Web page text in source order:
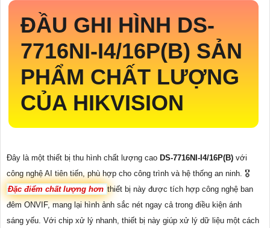
ĐẦU GHI HÌNH DS-
7716NI-I4/16P(B) SẢN
PHẨM CHẤT LƯỢNG
CỦA HIKVISION
Đây là một thiết bị thu hình chất lượng cao DS-7716NI-I4/16P(B) với
công nghệ AI tiên tiến, phù hợp cho công trình và hệ thống an ninh. 🎖️
Đặc điểm chất lượng hơn thiết bị này được tích hợp công nghệ ban
đêm ONVIF, mang lại hình ảnh sắc nét ngay cả trong điều kiện ánh
sáng yếu. Với chip xử lý nhanh, thiết bị này giúp xử lý dữ liệu một cách